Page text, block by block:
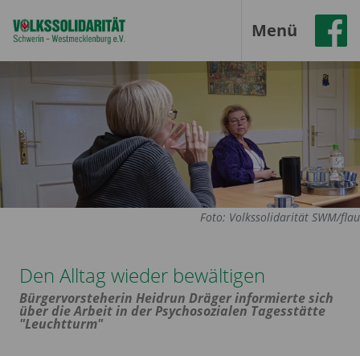
Menü
Foto: Volkssolidarität SWM/flau
Den Alltag wieder bewältigen
Bürgervorsteherin Heidrun Dräger informierte sich
über die Arbeit in der Psychosozialen Tagesstätte
"Leuchtturm"